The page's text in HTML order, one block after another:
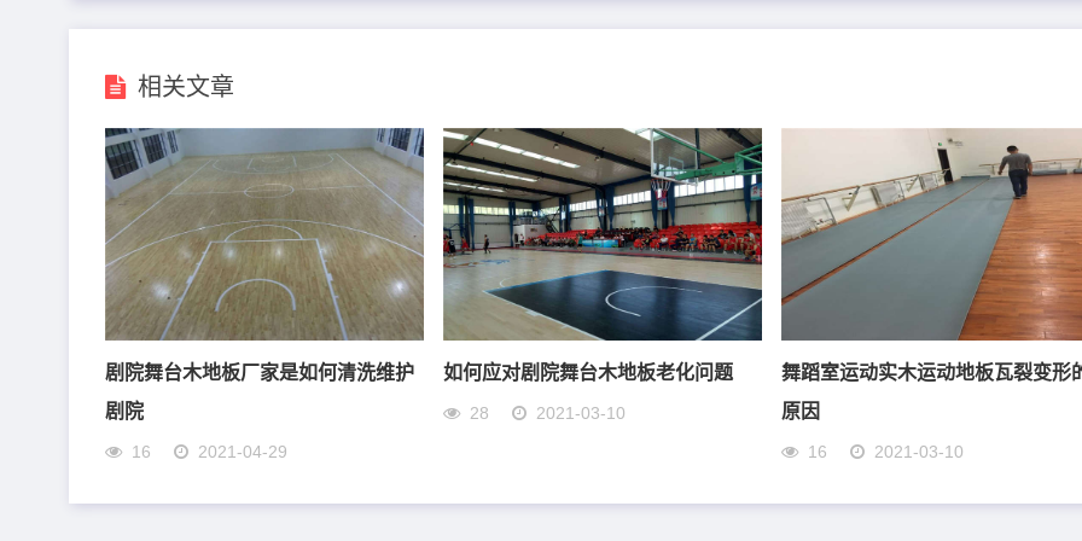
相关文章
剧院舞台木地板厂家是如何清洗维护
剧院
16 2021-04-29
如何应对剧院舞台木地板老化问题
28 2021-03-10
舞蹈室运动实木运动地板瓦裂变形
原因
16 2021-03-10